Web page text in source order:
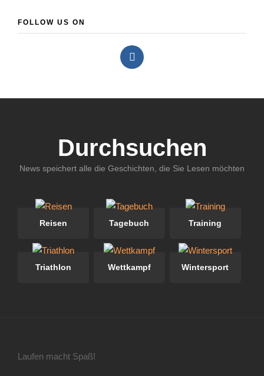
FOLLOW US ON
Durchsuchen
News speichert alle die Geschichten, die Sie Lesen möchten
Reisen Tagebuch Training
Triathlon Wettkampf Wintersport
Laufen macht Spaß!